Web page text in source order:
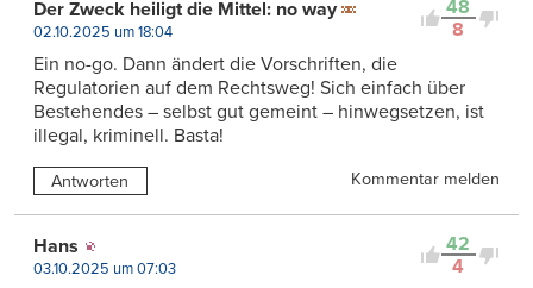
48
8
Der Zweck heiligt die Mittel: no way
02.10.2025 um 18:04
Ein no-go. Dann ändert die Vorschriften, die
Regulatorien auf dem Rechtsweg! Sich einfach über
Bestehendes – selbst gut gemeint – hinwegsetzen, ist
illegal, kriminell. Basta!
Antworten Kommentar melden
42
4
Hans
03.10.2025 um 07:03